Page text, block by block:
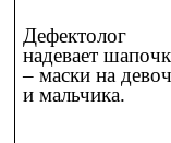
Дефектолог
надевает
– маски на
и мальчика.